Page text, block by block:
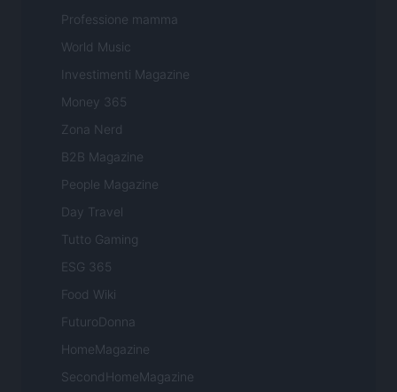
Professione mamma
World Music
Investimenti Magazine
Money 365
Zona Nerd
B2B Magazine
People Magazine
Day Travel
Tutto Gaming
ESG 365
Food Wiki
FuturoDonna
HomeMagazine
SecondHomeMagazine